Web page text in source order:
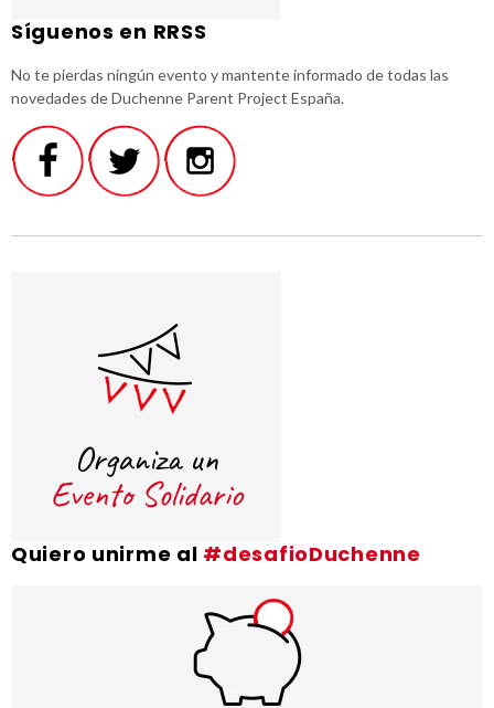
Síguenos en RRSS
No te pierdas ningún evento y mantente informado de todas las
novedades de Duchenne Parent Project España.
Quiero unirme al #desafioDuchenne